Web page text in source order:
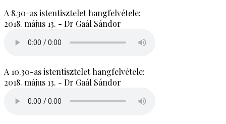
A 8.30-as istentisztelet hangfelvétele:
2018. május 13. - Dr Gaál Sándor
A 10.30-as istentisztelet hangfelvétele:
2018. május 13. - Dr Gaál Sándor